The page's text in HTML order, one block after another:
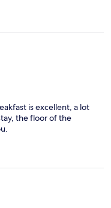
is excellent, a lot
the floor of the